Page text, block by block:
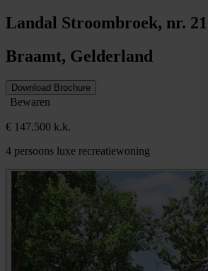
Landal Stroombroek, nr.
Braamt, Gelderland
Download Brochure
Bewaren
€ 147.500 k.k.
4 persoons luxe recreatiewoning